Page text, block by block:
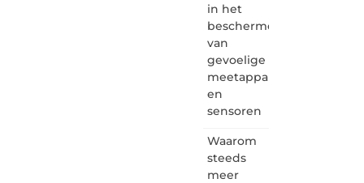
in het
beschermen
van
gevoelige
meetapparatuur
en
sensoren
Waarom
steeds
meer